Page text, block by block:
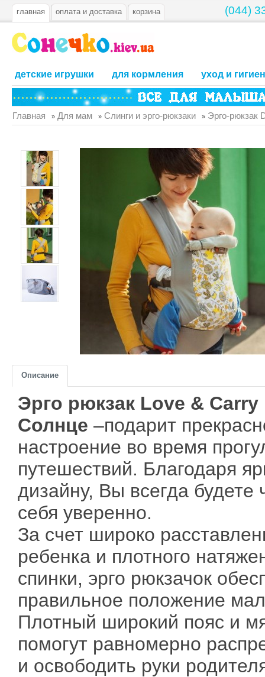
(044)
главная оплата и доставка корзина
детские игрушки для кормления уход и
Главная » Для мам » Слинги и эрго-рюкзаки » Эрго-рюкзак
Описание
Эрго рюкзак Love & Carry
Солнце –подарит
настроение во время
путешествий. Благодаря
дизайну, Вы всегда будете
себя уверенно.
За счет широко
ребенка и плотного
спинки, эрго рюкзачок
правильное положение
Плотный широкий пояс и
помогут равномерно
и освободить руки